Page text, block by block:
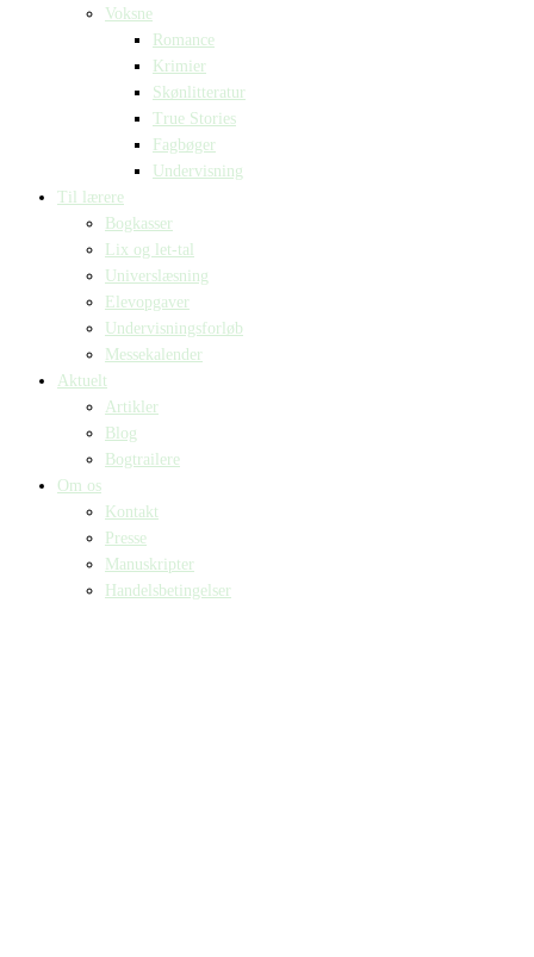
Voksne
Romance
Krimier
Skønlitteratur
True Stories
Fagbøger
Undervisning
Til lærere
Bogkasser
Lix og let-tal
Universlæsning
Elevopgaver
Undervisningsforløb
Messekalender
Aktuelt
Artikler
Blog
Bogtrailere
Om os
Kontakt
Presse
Manuskripter
Handelsbetingelser